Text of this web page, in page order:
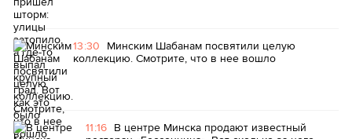
13:30 Минским Шабанам посвятили целую
коллекцию. Смотрите, что в нее вошло
11:16 В центре Минска продают известный